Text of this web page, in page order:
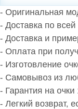
- Оригинальная
- Доставка по всей
- Доставка и
- Оплата при
- Изготовление
- Самовывоз из
- Гарантия на
- Легкий возврат,